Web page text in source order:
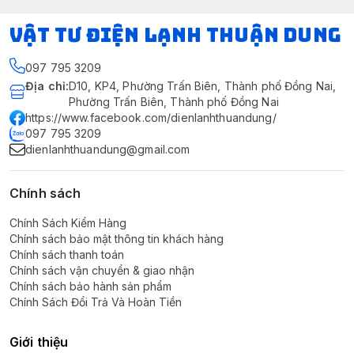
VẬT TƯ ĐIỆN LẠNH THUẬN DUNG
097 795 3209
Địa chỉ:D10, KP4, Phường Trấn Biên, Thành phố Đồng Nai,
Phường Trấn Biên, Thành phố Đồng Nai
https://www.facebook.com/dienlanhthuandung/
097 795 3209
dienlanhthuandung@gmail.com
Chính sách
Chính Sách Kiểm Hàng
Chính sách bảo mật thông tin khách hàng
Chính sách thanh toán
Chính sách vận chuyển & giao nhận
Chính sách bảo hành sản phẩm
Chính Sách Đổi Trả Và Hoàn Tiền
Giới thiệu